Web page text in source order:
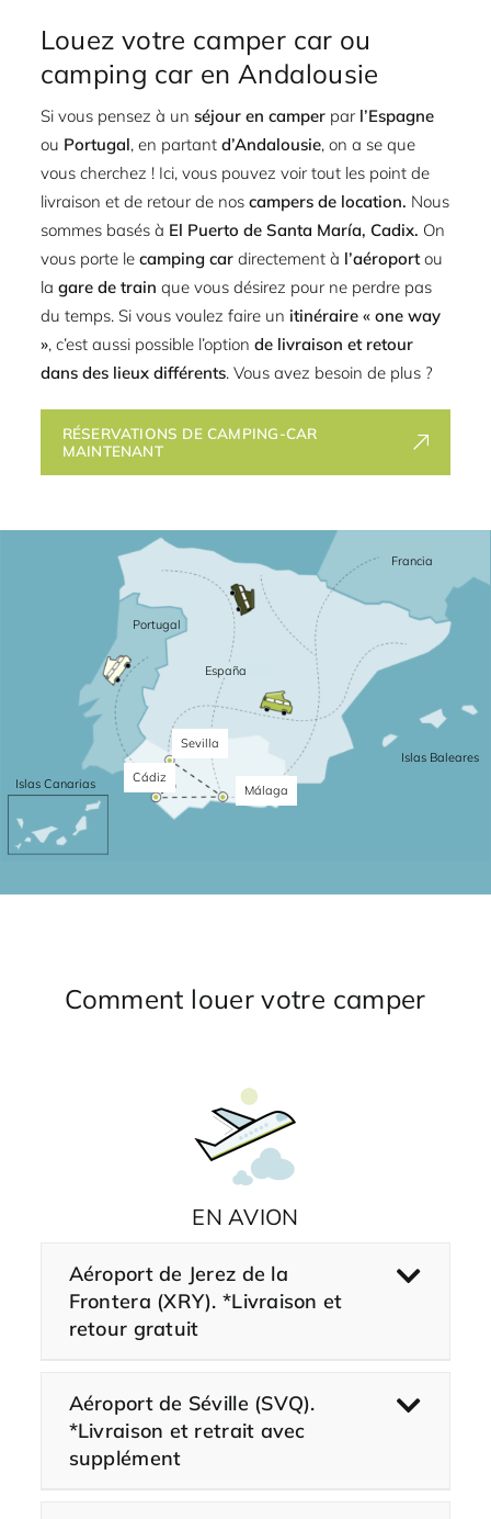
Francia
España
Portugal
Islas Baleares
Islas Canarias
Cádiz
Sevilla
Málaga
Louez votre camper car ou
camping car en Andalousie
Si vous pensez à un séjour en camperpar l’Espagne
ou Portugal, en partant d’Andalousie, on a se que
vous cherchez ! Ici, vous pouvez voir tout les point de
livraison et de retour de nos campers de location. Nous
sommes basés à El Puerto de Santa María, Cadix. On
vous porte le camping cardirectement à l’aéroportou
la gare de train que vous désirez pour ne perdre pas
du temps. Si vous voulez faire un itinéraire « one way
», c’est aussi possible l’option de livraison et retour
dans des lieux différents. Vous avez besoin de plus ?
RÉSERVATIONS DE CAMPING-CAR
MAINTENANT
Comment louer votre camper
EN AVION
Aéroport de Jerez de la
Frontera (XRY). *Livraison et
retour gratuit
Aéroport de Séville (SVQ).
*Livraison et retrait avec
supplément